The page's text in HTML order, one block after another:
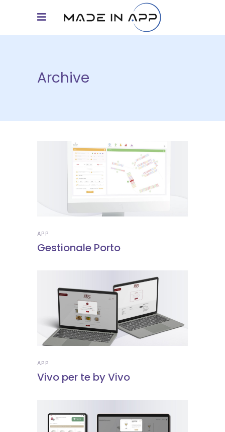
Archive
APP
Gestionale Porto
APP
Vivo per te by Vivo